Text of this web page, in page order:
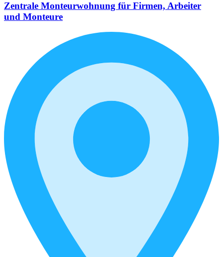
Zentrale Monteurwohnung für Firmen, Arbeiter
und Monteure